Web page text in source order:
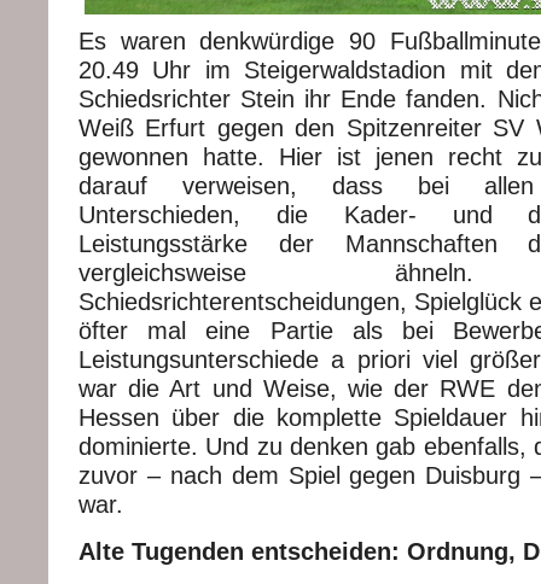
Es waren denkwürdige 90
20.49 Uhr im Steigerwaldstadion mit
Schiedsrichter Stein ihr Ende fanden.
Weiß Erfurt gegen den Spitzenreiter SV
gewonnen hatte. Hier ist jenen recht
darauf verweisen, dass bei allen
Unterschieden, die Kader- und
Leistungsstärke der Mannschaften
vergleichsweise ähneln.
Schiedsrichterentscheidungen, Spielglück
öfter mal eine Partie als bei
Leistungsunterschiede a priori viel
war die Art und Weise, wie der RWE
Hessen über die komplette Spieldauer
dominierte. Und zu denken gab ebenfalls,
zuvor – nach dem Spiel gegen Duisburg
war.
Alte Tugenden entscheiden: Ordnung,